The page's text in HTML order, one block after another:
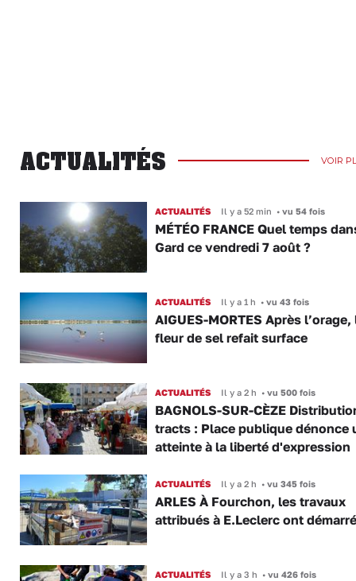
ACTUALITÉS VOIR
ACTUALITÉS Il y a 52 min •vu 54 fois
MÉTÉO FRANCE Quel temps
Gard ce vendredi 7 août ?
ACTUALITÉS Il y a 1 h •vu 43 fois
AIGUES-MORTES Après l’orage,
fleur de sel refait surface
ACTUALITÉS Il y a 2 h •vu 500 fois
BAGNOLS-SUR-CÈZE
tracts : Place publique dénonce
atteinte à la liberté d'expression
ACTUALITÉS Il y a 2 h •vu 345 fois
ARLES À Fourchon, les travaux
attribués à E.Leclerc ont démarré
ACTUALITÉS Il y a 3 h •vu 426 fois